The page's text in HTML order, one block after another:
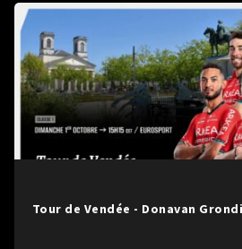
Tour de Vendée - Donavan